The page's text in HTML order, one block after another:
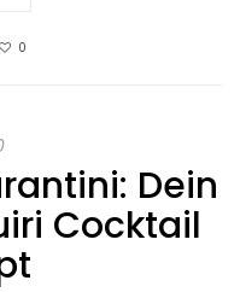
0
Dein
Cocktail